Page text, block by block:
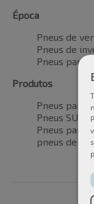
Época
Pneus de
Pneus de
Pneus para
Produtos
Pneus para
Pneus SUV
Pneus para
pneus de